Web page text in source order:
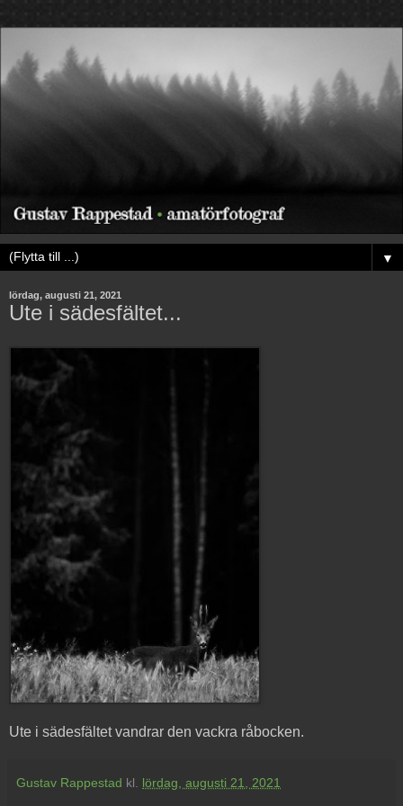
▼
lördag, augusti 21, 2021
Ute i sädesfältet...
Ute i sädesfältet vandrar den vackra råbocken.
Gustav Rappestad kl. lördag, augusti 21, 2021